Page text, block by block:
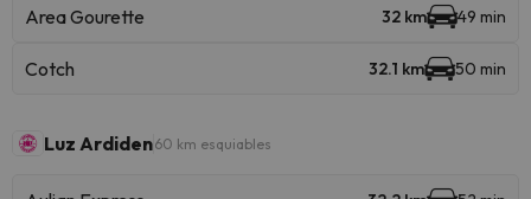
Area Gourette 32 km 49 min
Cotch 32.1 km 50 min
Luz Ardiden60 km esquiables